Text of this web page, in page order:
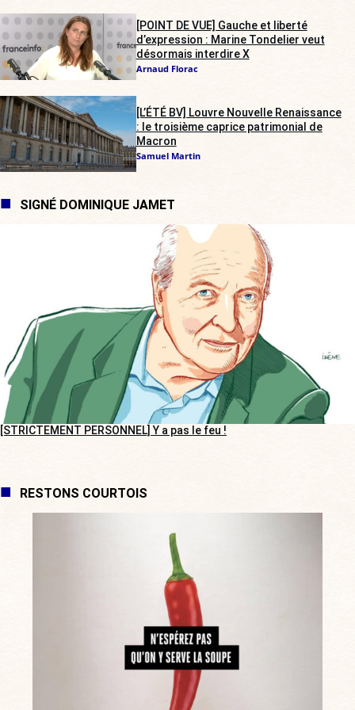
[POINT DE VUE] Gauche et liberté
d’expression : Marine Tondelier veut
désormais interdire X
Arnaud Florac
[L’ÉTÉ BV] Louvre Nouvelle Renaissance
: le troisième caprice patrimonial de
Macron
Samuel Martin
SIGNÉ DOMINIQUE JAMET
[STRICTEMENT PERSONNEL] Y a pas le feu !
RESTONS COURTOIS